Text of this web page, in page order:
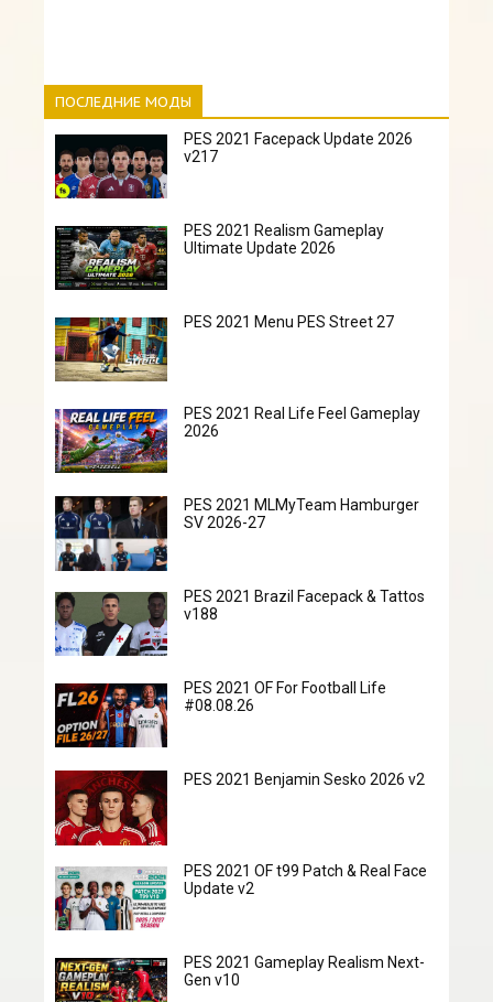
ПОСЛЕДНИЕ МОДЫ
PES 2021 Facepack Update 2026
v217
PES 2021 Realism Gameplay
Ultimate Update 2026
PES 2021 Menu PES Street 27
PES 2021 Real Life Feel Gameplay
2026
PES 2021 MLMyTeam Hamburger
SV 2026-27
PES 2021 Brazil Facepack & Tattos
v188
PES 2021 OF For Football Life
#08.08.26
PES 2021 Benjamin Sesko 2026 v2
PES 2021 OF t99 Patch & Real Face
Update v2
PES 2021 Gameplay Realism Next-
Gen v10